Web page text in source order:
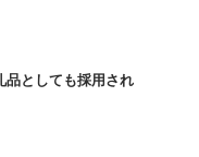
品としても採用され